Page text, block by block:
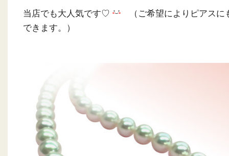
当店でも大人気です♡
（ご希望によりピアスに
できます。）